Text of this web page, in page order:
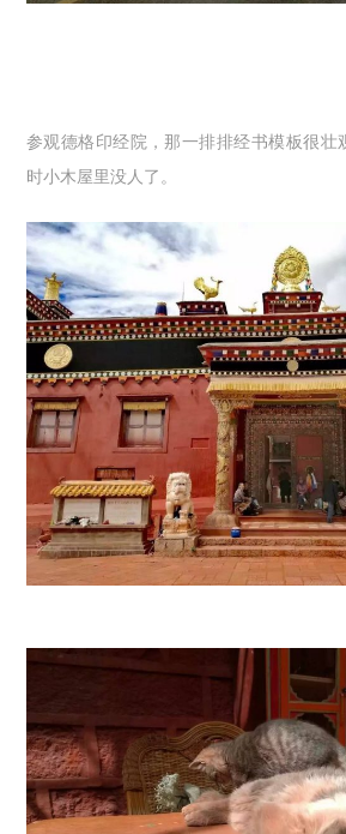
参观德格印经院，那一排排经书模板很壮
时小木屋里没人了。